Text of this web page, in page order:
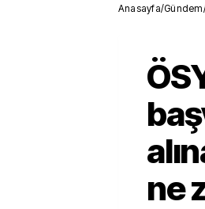
Anasayfa/Gündem
ne